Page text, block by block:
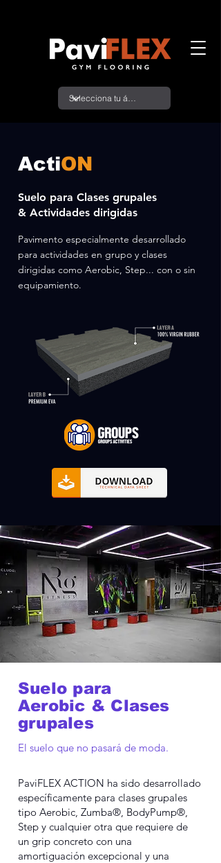
ActiON
Suelo para Clases grupales
& Actividades dirigidas
Pavimento especialmente desarrollado
para actividades en grupo y clases
dirigidas como Aerobic, Step... con o sin
equipamiento.
Suelo para
Aerobic & Clases
grupales
El suelo que no pasará de moda.
PaviFLEX ACTION ha sido desarrollado
específicamente para clases grupales
tipo Aerobic, Zumba®, BodyPump®,
Step y cualquier otra que requiere de
un grip concreto con una
amortiguación excepcional y una